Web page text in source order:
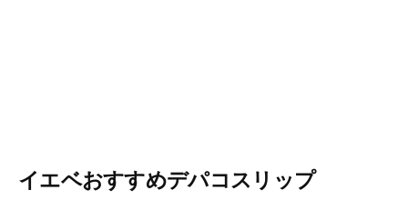
イエベおすすめデパコスリップ